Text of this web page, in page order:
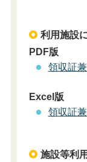
利用施設
PDF版
領収証
Excel版
領収証
施設等利